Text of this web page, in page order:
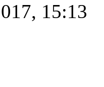
15:13